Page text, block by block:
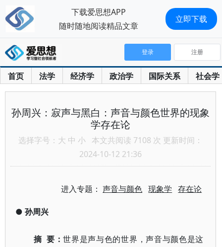
首页 法学 经济学 政治学 国际关系 社会学
登录 注册
孙周兴：寂声与黑白：声音与颜色世界的现象
学存在论
选择字号： 大 中 小 本文共阅读 7108 次 更新时间：
2024-10-12 21:36
进入专题：声音与颜色 现象学 存在论
● 孙周兴
摘 要：世界是声与色的世界，声音与颜色是这
下载爱思想APP
随时随地阅读精品文章
立即下载